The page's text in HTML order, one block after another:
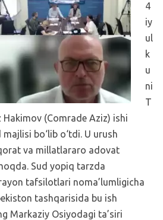
4
iy
ul
k
u
ni
T
(Comrade Aziz) ishi
bo‘lib o‘tdi. U urush
va millatlararo adovat
Sud yopiq tarzda
tafsilotlari noma’lumligicha
tashqarisida bu ish
Markaziy Osiyodagi ta’siri